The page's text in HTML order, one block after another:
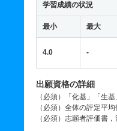
学習成績の状況
最小 最大
4.0 -
出願資格の詳細
（必須）「化基」「生
（必須）全体の評定平均
（必須）志願者評価書，